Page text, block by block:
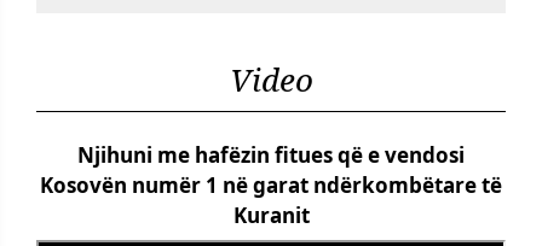
Video
Njihuni me hafëzin fitues që e vendosi
Kosovën numër 1 në garat ndërkombëtare të
Kuranit